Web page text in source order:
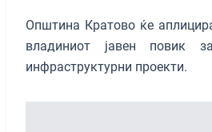
Општина Кратово ќе
владиниот јавен повик
инфраструктурни проекти.